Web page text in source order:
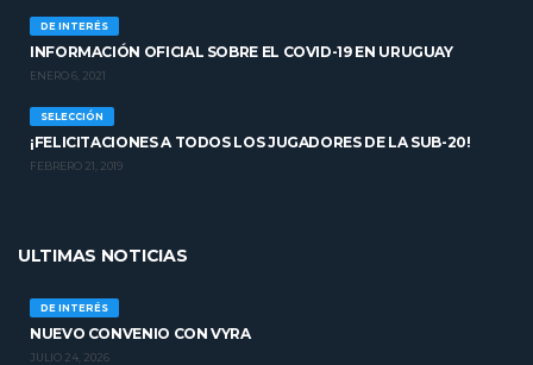
DE INTERÉS
INFORMACIÓN OFICIAL SOBRE EL COVID-19 EN URUGUAY
ENERO 6, 2021
SELECCIÓN
¡FELICITACIONES A TODOS LOS JUGADORES DE LA SUB-20!
FEBRERO 21, 2019
ULTIMAS NOTICIAS
DE INTERÉS
NUEVO CONVENIO CON VYRA
JULIO 24, 2026